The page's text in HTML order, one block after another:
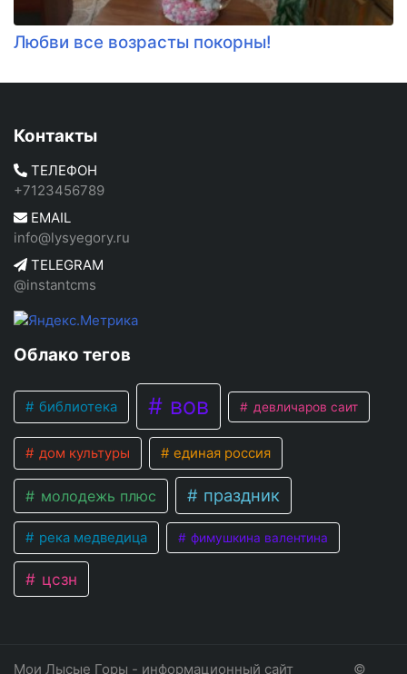
Любви все возрасты покорны!
Контакты
ТЕЛЕФОН
+7123456789
EMAIL
info@lysyegory.ru
TELEGRAM
@instantcms
Облако тегов
библиотека вов девличаров саит
дом культуры единая россия
молодежь плюс праздник
река медведица фимушкина валентина
цсзн
Мои Лысые Горы - информационный сайт ©